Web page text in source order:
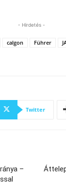
- Hirdetés -
calgon Führer
Twitter
–